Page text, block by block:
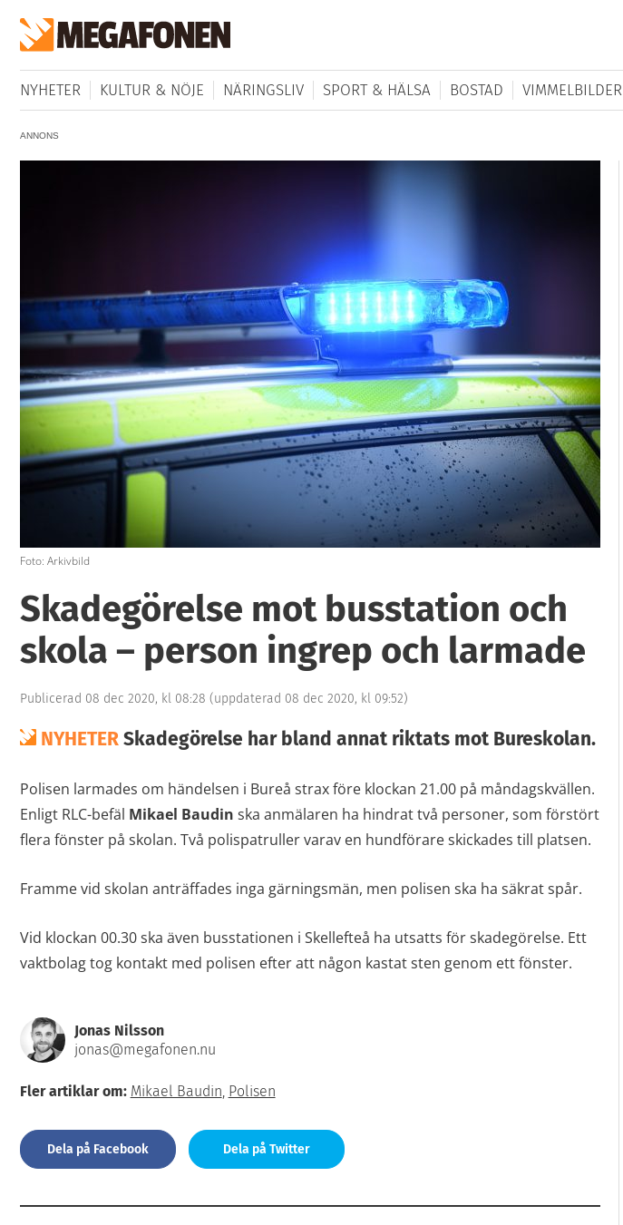
NYHETER KULTUR & NÖJE NÄRINGSLIV SPORT & HÄLSA BOSTAD VIMMELBILDER
ANNONS
Foto: Arkivbild
Skadegörelse mot busstation och
skola – person ingrep och larmade
Publicerad 08 dec 2020, kl 08:28 (uppdaterad 08 dec 2020, kl 09:52)
NYHETERSkadegörelse har bland annat riktats mot Bureskolan.
Polisen larmades om händelsen i Bureå strax före klockan 21.00 på måndagskvällen.
Enligt RLC-befäl Mikael Baudin ska anmälaren ha hindrat två personer, som förstört
flera fönster på skolan. Två polispatruller varav en hundförare skickades till platsen.
Framme vid skolan anträffades inga gärningsmän, men polisen ska ha säkrat spår.
Vid klockan 00.30 ska även busstationen i Skellefteå ha utsatts för skadegörelse. Ett
vaktbolag tog kontakt med polisen efter att någon kastat sten genom ett fönster.
Jonas Nilsson
jonas@megafonen.nu
Fler artiklar om: Mikael Baudin, Polisen
Dela på Facebook Dela på Twitter